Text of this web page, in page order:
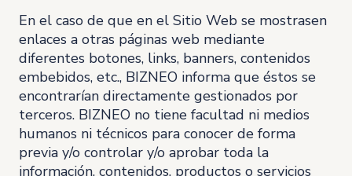
En el caso de que en el Sitio Web se mostrasen
enlaces a otras páginas web mediante
diferentes botones, links, banners, contenidos
embebidos, etc., BIZNEO informa que éstos se
encontrarían directamente gestionados por
terceros. BIZNEO no tiene facultad ni medios
humanos ni técnicos para conocer de forma
previa y/o controlar y/o aprobar toda la
información, contenidos, productos o servicios